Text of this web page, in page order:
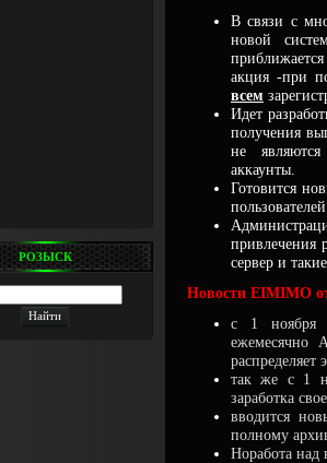
РОЗЫСК
В связи с
новой
акция -при
всем
Идет
получения
не
аккаунты.
Готовится
привлечения
сервер и
Новости EIMIMO
с 1 ноября
ежемесячно
так же с 1
заработка
вводится
полному
Норабота над